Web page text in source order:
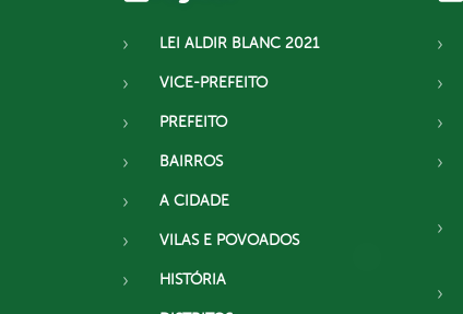
LEI ALDIR BLANC 2021
VICE-PREFEITO
PREFEITO
BAIRROS
A CIDADE
VILAS E POVOADOS
HISTÓRIA